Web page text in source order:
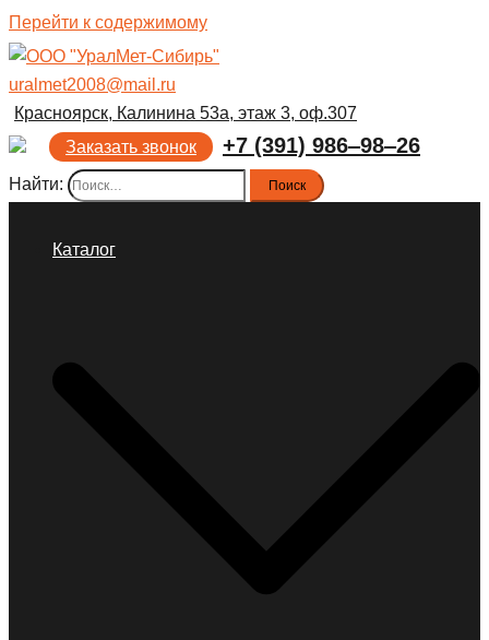
Перейти к содержимому
uralmet2008@mail.ru
Красноярск, Калинина 53а, этаж 3, оф.307
Заказать звонок
+7 (391) 986‒98‒26
Найти:
Каталог